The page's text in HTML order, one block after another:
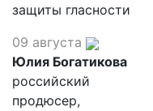
защиты гласности
09 августа
Юлия Богатикова
российский
продюсер,